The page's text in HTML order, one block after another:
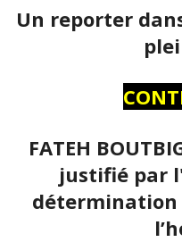
Un reporter
FATEH
justifié par
détermination